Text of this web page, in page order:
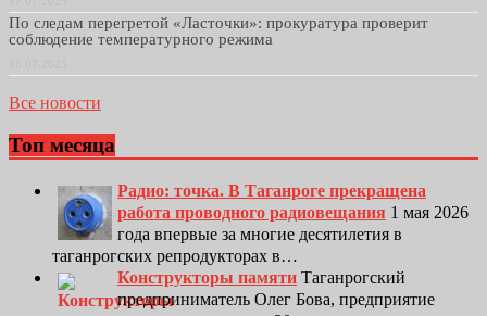
По следам перегретой «Ласточки»: прокуратура проверит
соблюдение температурного режима
Все новости
Топ месяца
Радио: точка. В Таганроге прекращена
работа проводного радиовещания 1 мая 2026
года впервые за многие десятилетия в
таганрогских репродукторах в…
Конструкторы памяти Таганрогский
предприниматель Олег Бова, предприятие